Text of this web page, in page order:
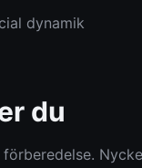
dynamik
du